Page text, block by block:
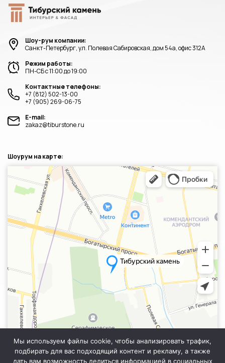
Мы используем файлы cookie, чтобы анализировать трафик,
подбирать для вас подходящий контент и рекламу, а также
дать вам возможность делиться информацией в социальных
Шоу-рум компании:
Санкт-Петербург, ул. Полевая Сабировская, дом 54а, офис 312А
Режим работы:
ПН-СБ с 11:00 до 19:00
Контактные телефоны:
+7 (812) 502-13-00
+7 (905) 269-06-75
E-mail:
zakaz@tiburstone.ru
Шоурум на карте:
Санкт‑Петербург
Яндекс.Карты — транспорт, навигация, поиск мест